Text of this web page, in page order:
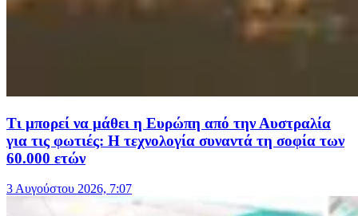
Τι μπορεί να μάθει η Ευρώπη από την Αυστραλία
για τις φωτιές: Η τεχνολογία συναντά τη σοφία των
60.000 ετών
3 Αυγούστου 2026, 7:07